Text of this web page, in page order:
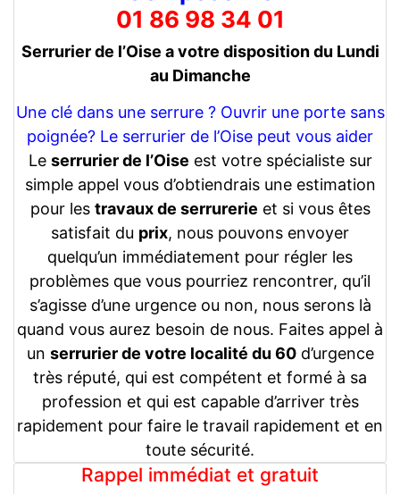
01 86 98 34 01
Serrurier de l’Oise a votre disposition du Lundi
au Dimanche
Une clé dans une serrure ? Ouvrir une porte sans
poignée? Le serrurier de l’Oise peut vous aider
Le serrurier de l’Oise est votre spécialiste sur
simple appel vous d’obtiendrais une estimation
pour les travaux de serrurerie et si vous êtes
satisfait du prix, nous pouvons envoyer
quelqu’un immédiatement pour régler les
problèmes que vous pourriez rencontrer, qu’il
s’agisse d’une urgence ou non, nous serons là
quand vous aurez besoin de nous. Faites appel à
un serrurier de votre localité du 60d’urgence
très réputé, qui est compétent et formé à sa
profession et qui est capable d’arriver très
rapidement pour faire le travail rapidement et en
toute sécurité.
Rappel immédiat et gratuit